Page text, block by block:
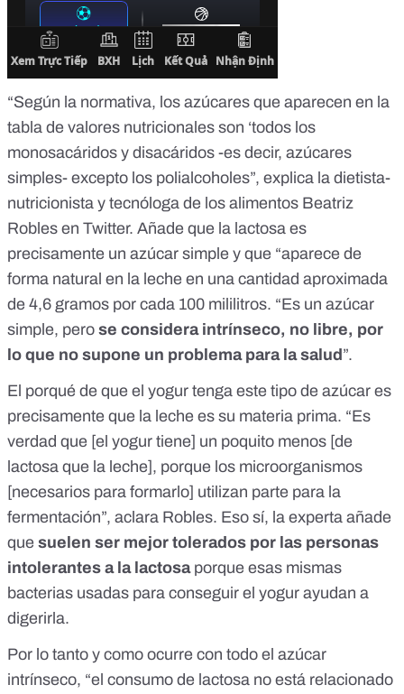
“Según la normativa, los azúcares que aparecen en la
tabla de valores nutricionales son ‘todos los
monosacáridos y disacáridos -es decir, azúcares
simples- excepto los polialcoholes”, explica la dietista-
nutricionista y tecnóloga de los alimentos Beatriz
Robles en Twitter. Añade que la lactosa es
precisamente un azúcar simple y que “aparece de
forma natural en la leche en una cantidad aproximada
de 4,6 gramos por cada 100 mililitros. “Es un azúcar
simple, pero se considera intrínseco, no libre, por
lo que no supone un problema para la salud ”.
El porqué de que el yogur tenga este tipo de azúcar es
precisamente que la leche es su materia prima. “Es
verdad que [el yogur tiene] un poquito menos [de
lactosa que la leche], porque los microorganismos
[necesarios para formarlo] utilizan parte para la
fermentación”, aclara Robles. Eso sí, la experta añade
que suelen ser mejor tolerados por las personas
intolerantes a la lactosaporque esas mismas
bacterias usadas para conseguir el yogur ayudan a
digerirla.
Por lo tanto y como ocurre con todo el azúcar
intrínseco, “el consumo de lactosa no está relacionado